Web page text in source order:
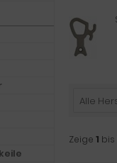
Alle
Zeige 1 bis